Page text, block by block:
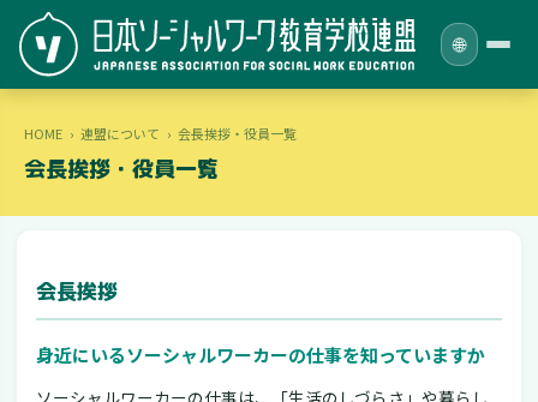
🌐
HOME › 連盟について › 会長挨拶・役員一覧
会長挨拶・役員一覧
会長挨拶
身近にいるソーシャルワーカーの仕事を知っていますか
ソーシャルワーカーの仕事は、「生活のしづらさ」や暮らし